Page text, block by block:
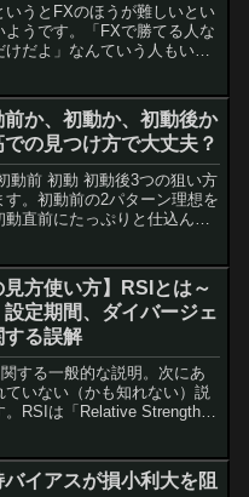
いうとFXのほうが難しいとい
ようです。「FXで勝てる人な
けだよ」なんていう人もいま
が対象が少ないから、勉強も
むんじゃ...
前か、初動か、初動後か
での見つけ方で大丈夫？
動前 初動 初動後3つの狙い方
す。初動前の2パターン理想を
動直前にたっぷりと仕込ん
のかと。これについては、
学で60万...
見方使い方】RSIとは～
設定期間、ダイバージェ
する誤解
する一般的な説明。次にあ
ていない（かも知れない）説
。RSIは「Relative Strength
のように思えますけ...
イアスが損小利大を阻